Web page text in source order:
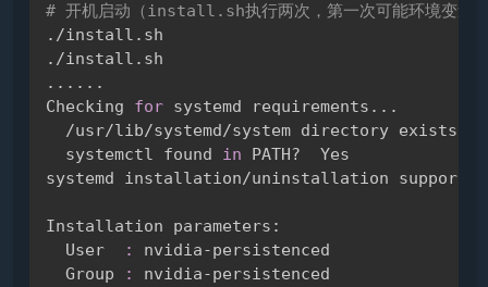
# 开机启动（install.sh执行两次，第一次可能环境变量生
./install.sh
.. .. ..
Checking for systemd requirements .. .
/usr/lib/systemd/system directory exists?
  systemctl found
in PATH?  Yes
systemd installation/uninstallation supported
Installation parameters:
  User
:
nvidia-persistenced
  Group
:
nvidia-persistenced